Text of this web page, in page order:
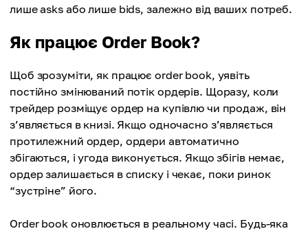
лише asks або лише bids, залежно від ваших потреб.
Як працює Order Book?
Щоб зрозуміти, як працює order book, уявіть
постійно змінюваний потік ордерів. Щоразу, коли
трейдер розміщує ордер на купівлю чи продаж, він
з’являється в книзі. Якщо одночасно з’являється
протилежний ордер, ордери автоматично
збігаються, і угода виконується. Якщо збігів немає,
ордер залишається в списку і чекає, поки ринок
“зустріне” його.
Order book оновлюється в реальному часі. Будь-яка